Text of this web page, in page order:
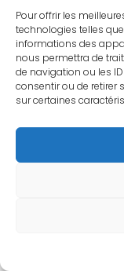
Pour offrir les
technologies telles
informations des
nous permettra de
de navigation ou les
consentir ou de retirer
sur certaines